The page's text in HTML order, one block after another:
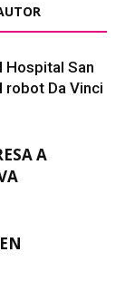
Hospital San
robot Da Vinci
A